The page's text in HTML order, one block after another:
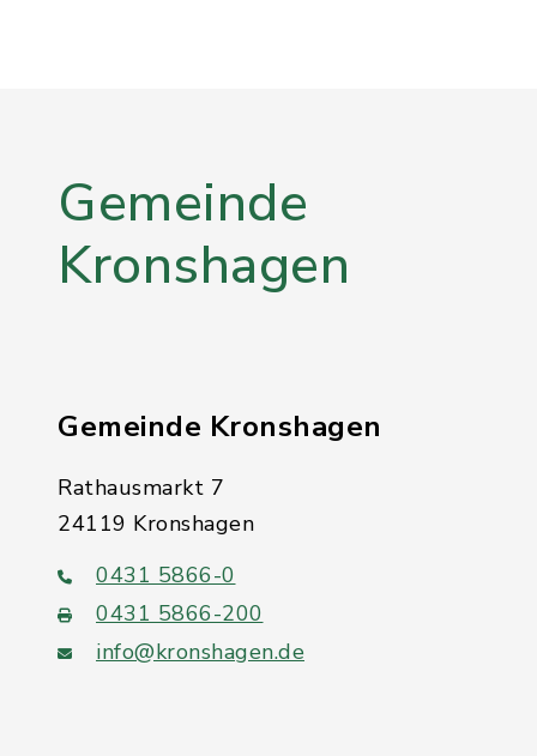
Gemeinde
Kronshagen
Gemeinde Kronshagen
Rathausmarkt 7
24119 Kronshagen
0431 5866-0
0431 5866-200
info@kronshagen.de